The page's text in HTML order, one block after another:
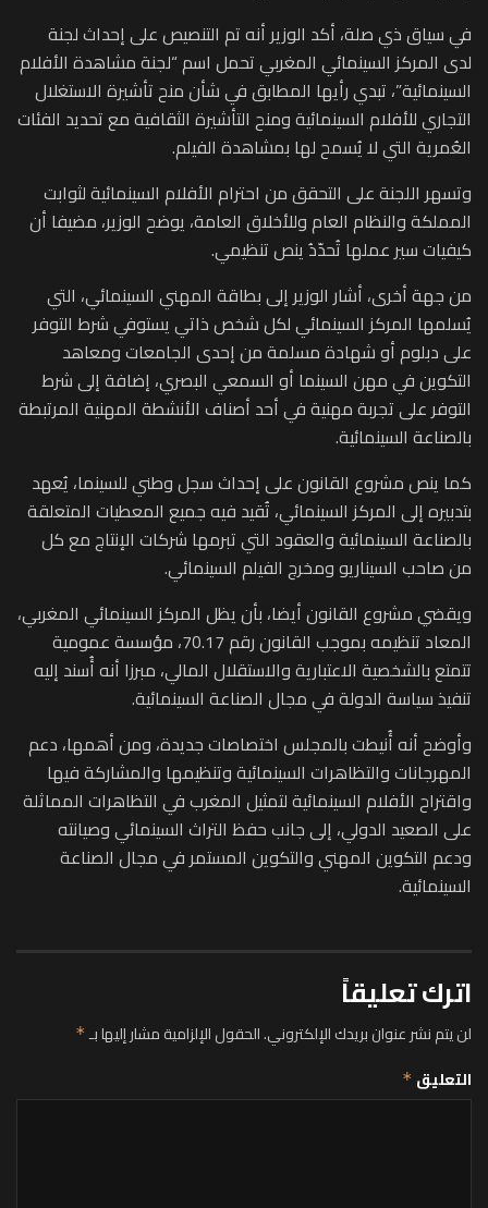
في سياق ذي صلة، أكد الوزير أنه تم التنصيص على إحداث لجنة
لدى المركز السينمائي المغربي تحمل اسم “لجنة مشاهدة الأفلام
السينمائية”، تبدي رأيها المطابق في شأن منح تأشيرة الاستغلال
التجاري للأفلام السينمائية ومنح التأشيرة الثقافية مع تحديد الفئات
العُمرية التي لا يُسمح لها بمشاهدة الفيلم.
وتسهر اللجنة على التحقق من احترام الأفلام السينمائية لثوابت
المملكة والنظام العام وللأخلاق العامة، يوضح الوزير، مضيفا أن
كيفيات سير عملها تُحدّدُ ينص تنظيمي.
من جهة أخرى، أشار الوزير إلى بطاقة المهني السينمائي، التي
يُسلمها المركز السينمائي لكل شخص ذاتي يستوفي شرط التوفر
على دبلوم أو شهادة مسلمة من إحدى الجامعات ومعاهد
التكوين في مهن السينما أو السمعي البصري، إضافة إلى شرط
التوفر على تجربة مهنية في أحد أصناف الأنشطة المهنية المرتبطة
بالصناعة السينمائية.
كما ينص مشروع القانون على إحداث سجل وطني للسينما، يُعهد
بتدبيره إلى المركز السينمائي، تُقيد فيه جميع المعطيات المتعلقة
بالصناعة السينمائية والعقود التي تبرمها شركات الإنتاج مع كل
من صاحب السيناريو ومخرج الفيلم السينمائي.
ويقضي مشروع القانون أيضا، بأن يظل المركز السينمائي المغربي،
المعاد تنظيمه بموجب القانون رقم 70.17، مؤسسة عمومية
تتمتع بالشخصية الاعتبارية والاستقلال المالي، مبرزا أنه أُسند إليه
تنفيذ سياسة الدولة في مجال الصناعة السينمائية.
وأوضح أنه أُنيطت بالمجلس اختصاصات جديدة، ومن أهمها، دعم
المهرجانات والتظاهرات السينمائية وتنظيمها والمشاركة فيها
واقتراح الأفلام السينمائية لتمثيل المغرب في التظاهرات المماثلة
على الصعيد الدولي، إلى جانب حفظ التراث السينمائي وصيانته
ودعم التكوين المهني والتكوين المستمر في مجال الصناعة
السينمائية.
اترك تعليقاً
لن يتم نشر عنوان بريدك الإلكتروني.الحقول الإلزامية مشار إليها بـ*
التعليق *